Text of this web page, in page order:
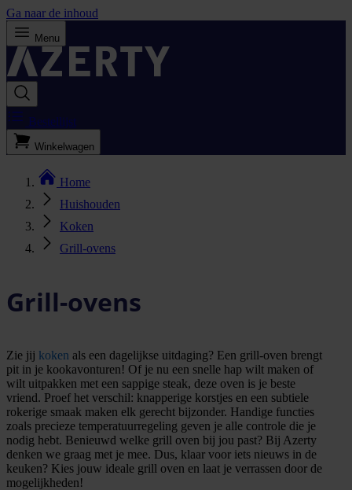
Ga naar de inhoud
Menu
Bestellijst
Winkelwagen
Home
Huishouden
Koken
Grill-ovens
Grill-ovens
Zie jij koken als een dagelijkse uitdaging? Een grill-oven brengt
pit in je kookavonturen! Of je nu een snelle hap wilt maken of
wilt uitpakken met een sappige steak, deze oven is je beste
vriend. Proef het verschil: knapperige korstjes en een subtiele
rokerige smaak maken elk gerecht bijzonder. Handige functies
zoals precieze temperatuurregeling geven je alle controle die je
nodig hebt. Benieuwd welke grill oven bij jou past? Bij Azerty
denken we graag met je mee. Dus, klaar voor iets nieuws in de
keuken? Kies jouw ideale grill oven en laat je verrassen door de
mogelijkheden!